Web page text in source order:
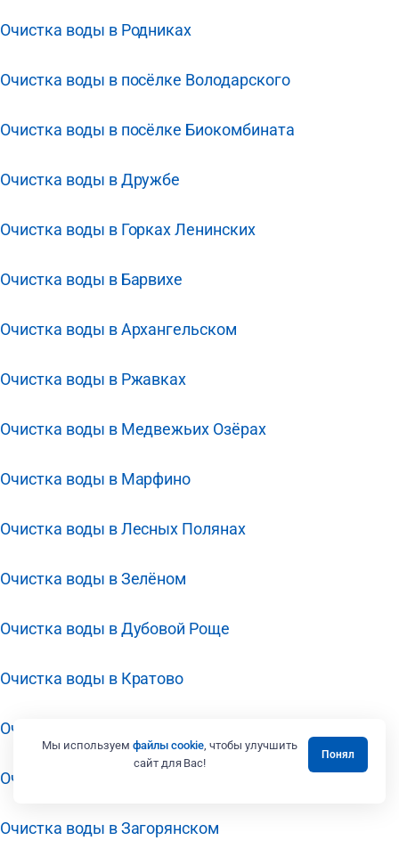
Очистка воды в Родниках
Очистка воды в посёлке Володарского
Очистка воды в посёлке Биокомбината
Очистка воды в Дружбе
Очистка воды в Горках Ленинских
Очистка воды в Барвихе
Очистка воды в Архангельском
Очистка воды в Ржавках
Очистка воды в Медвежьих Озёрах
Очистка воды в Марфино
Очистка воды в Лесных Полянах
Очистка воды в Зелёном
Очистка воды в Дубовой Роще
Очистка воды в Кратово
Очистка воды в Звёздном Городке
Очистка воды в Заречье
Очистка воды в Загорянском
Мы используем файлы cookie, чтобы улучшить
сайт для Вас!
Понял